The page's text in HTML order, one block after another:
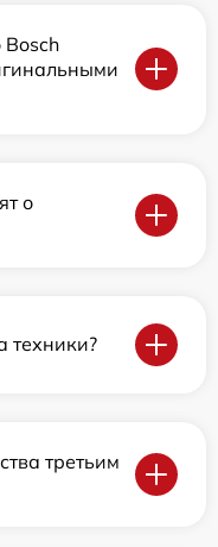
Bosch
о
техники?
третьим